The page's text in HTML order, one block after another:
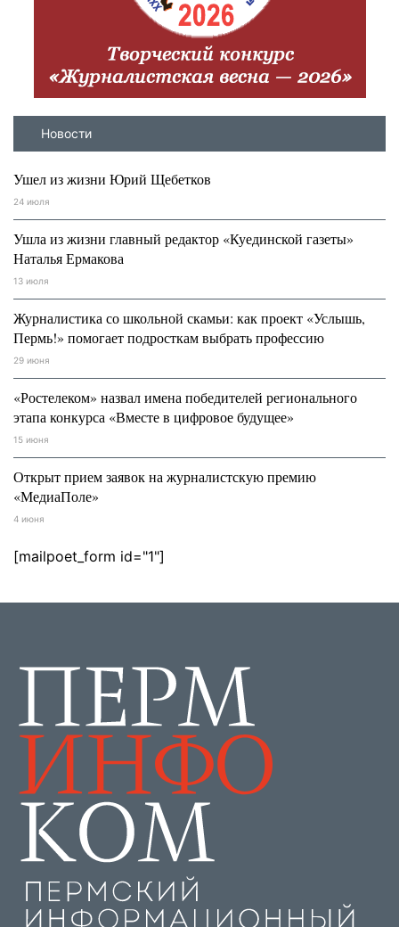
Новости
Ушел из жизни Юрий Щебетков
24 июля
Ушла из жизни главный редактор «Куединской газеты»
Наталья Ермакова
13 июля
Журналистика со школьной скамьи: как проект «Услышь,
Пермь!» помогает подросткам выбрать профессию
29 июня
«Ростелеком» назвал имена победителей регионального
этапа конкурса «Вместе в цифровое будущее»
15 июня
Открыт прием заявок на журналистскую премию
«МедиаПоле»
4 июня
[mailpoet_form id="1"]